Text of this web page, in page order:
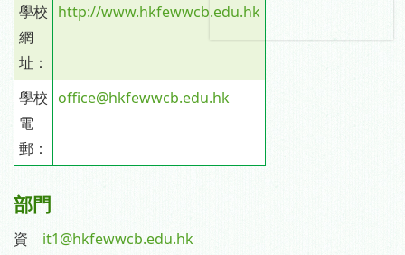
學校
網
址：
http://www.hkfewwcb.edu.hk
學校
電
郵：
office@hkfewwcb.edu.hk
部門
資
it1@hkfewwcb.edu.hk